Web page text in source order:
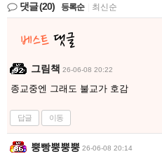
댓글(20) 등록순 최신순
그림책 26-06-08 20:22
종교중엔 그래도 불교가 호감
답글 이동
뿡빵뿡뿡뿡 26-06-08 20:14